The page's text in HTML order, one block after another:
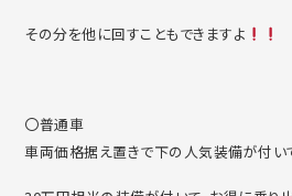
その分を他に回すこともできますよ
〇普通車
車両価格据え置きで下の人気装備が付い